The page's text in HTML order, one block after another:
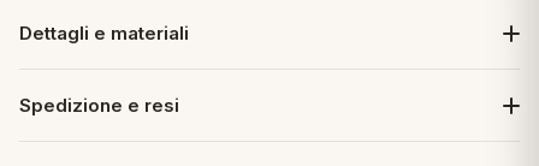
Dettagli e materiali
Spedizione e resi